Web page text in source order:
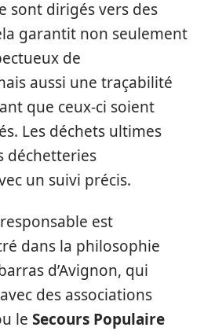
sont dirigés vers des
garantit non seulement
de
aussi une traçabilité
que ceux-ci soient
Les déchets ultimes
déchetteries
un suivi précis.
est
dans la philosophie
d’Avignon, qui
des associations
le Secours Populaire